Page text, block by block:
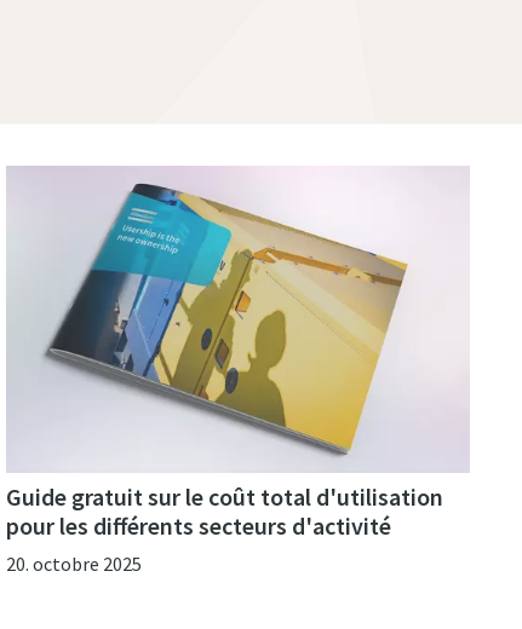
Guide gratuit sur le coût total d'utilisation
pour les différents secteurs d'activité
20. octobre 2025